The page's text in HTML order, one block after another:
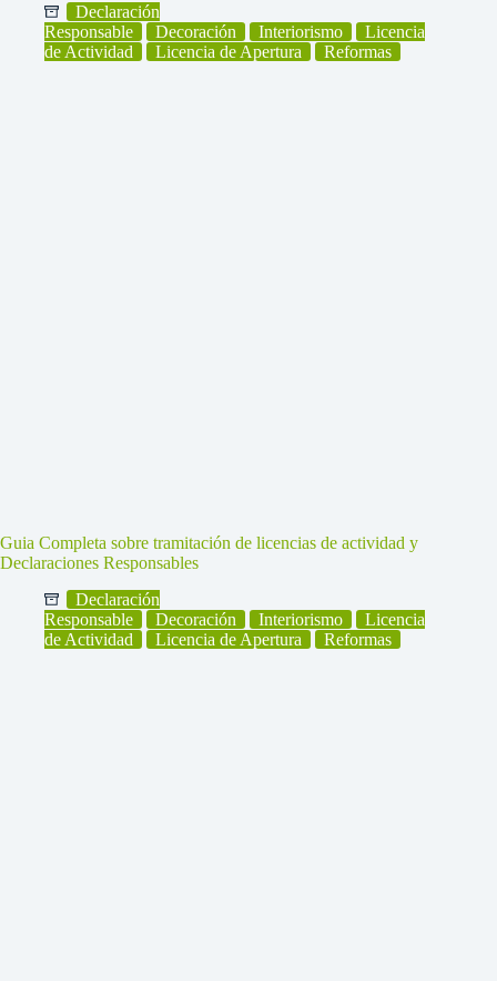
Declaración
Responsable
Decoración Interiorismo
Licencia
de Actividad
Licencia de Apertura Reformas
Guia Completa sobre tramitación de licencias de actividad y
Declaraciones Responsables
Declaración
Responsable
Decoración Interiorismo
Licencia
de Actividad
Licencia de Apertura Reformas